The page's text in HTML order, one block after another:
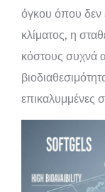
όγκου όπου δεν
κλίματος, η
κόστους συχνά
επικαλυμμένες